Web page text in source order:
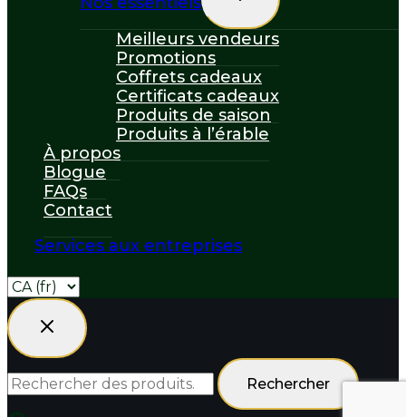
menu
Meilleurs vendeurs
Promotions
Coffrets cadeaux
Certificats cadeaux
Produits de saison
Produits à l’érable
À propos
Blogue
FAQs
Contact
Services aux entreprises
Rechercher :
Rechercher